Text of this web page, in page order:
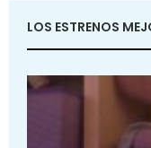
LOS ESTRENOS